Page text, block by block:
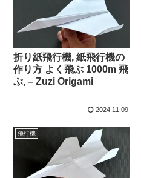
折り紙飛行機, 紙飛行機の
作り方 よく飛ぶ 1000m 飛
ぶ, – Zuzi Origami
2024.11.09
飛行機